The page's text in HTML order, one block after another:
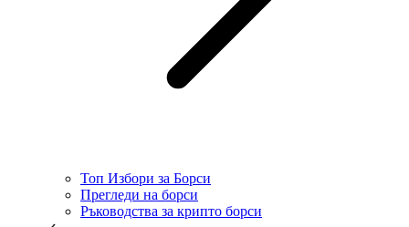
Топ Избори за Борси
Прегледи на борси
Ръководства за крипто борси